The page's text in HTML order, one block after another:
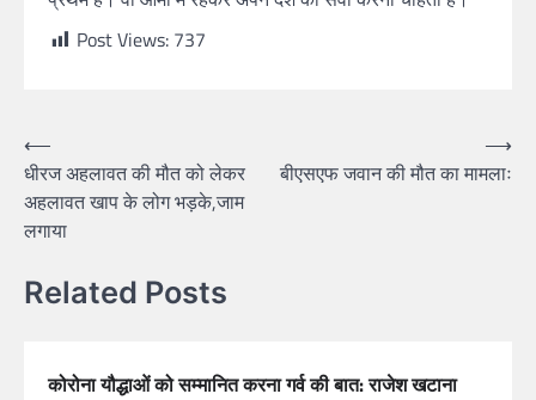
Post Views: 737
⟵
धीरज अहलावत की मौत को लेकर
अहलावत खाप के लोग भड़के,जाम
लगाया
बीएसएफ जवान की मौत का मामलाः
⟶
Related Posts
कोरोना यौद्धाओं को सम्मानित करना गर्व की बात: राजेश खटाना